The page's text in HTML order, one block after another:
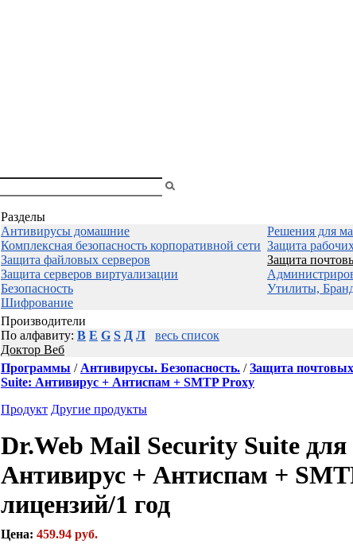
Разделы
Антивирусы домашние
Решения для
Комплексная безопасность корпоративной сети Защита
Защита файловых серверов
Защита
Защита серверов виртуализации
Безопасность
Утилиты,
Шифрование
Производители
По алфавиту: B E G S Д Л
весь список
Доктор Веб
Программы / Антивирусы. Безопасность. /Защита
Suite: Антивирус + Антиспам + SMTP Proxy
Продукт Другие продукты
Dr.Web Mail Security Suite для
Антивирус + Антиспам +
лицензий/1 год
Цена: 459.94 руб.